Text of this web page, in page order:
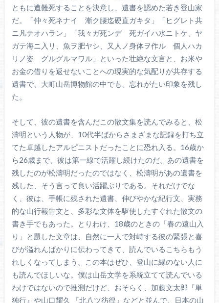
ともに遭難死することを決意し、遺書を認めた若き登山家
だ。「仲々死ネナイ 漸ク腰迄硬直ガキタ」「ヒグレト共
ニ凡テオハラン」「我々ガ死ンデ 死ガイハ水ニトケ、ヤ
ガテ海ニ入リ、魚ヲ肥ヤシ、又人ノ身体ヲ作ル 個人ハカ
リノ姿 グルグルマワル」といった壮絶な文言と、お米や
お金の借りを返せないことへの現実的な気配りが共存する
遺書で、大町山岳博物館の中でも、忘れがたい印象を残し
た。
そして、彼の遺書を含んだこの散文集を読んでみると、松
濤明という人物が、10代半ばからさまざまな記録を打ち立
てた卓越したアルピニストだったことに恐れ入る。16歳か
ら26歳まで、彼は第一線で活躍し続けたのだ。あの遺書を
残したのが松濤明だったのではなく、松濤明があの遺書を
残した、そう言って良い活躍ぶりである。それだけでな
く、彼は、 手帳に残された遺書、伸びやかな紀行文、実務
的な山行報告文と、多彩な文体を駆使したすぐれた散文の
書き手でもあった。とりわけ、18歳のときの「春の遠山入
り」と題した文章は、自然に一人で対峙する彼の緊張と喜
びが溢れんばかりに伝わってきて、読んでいるこちらもう
れしくなってしまう。この本はぜひ、登山に縁のない人に
も読んでほしいな。僕は山岳文学を系統立てて読んでいる
わけではないので推測だけど、おそらく、加藤文太郎『単
独行』や山口耀久 『北八ツ彷徨』などと並んで、日本の山